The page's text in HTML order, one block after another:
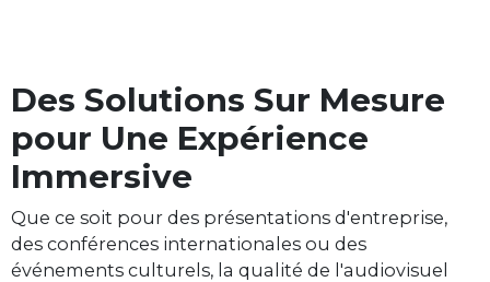
Des Solutions Sur Mesure
pour Une Expérience
Immersive
Que ce soit pour des présentations d'entreprise,
des conférences internationales ou des
événements culturels, la qualité de l'audiovisuel